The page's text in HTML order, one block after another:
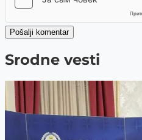
Pošalji komentar
Srodne vesti